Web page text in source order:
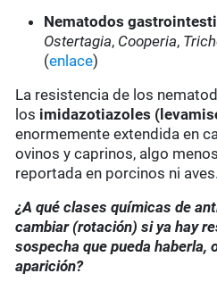
Nematodos
Ostertagia, Cooperia,
(enlace)
La resistencia de los
los imidazotiazoles
enormemente extendida en
ovinos y caprinos, algo
reportada en porcinos ni aves.
¿A qué clases químicas de
cambiar (rotación) si ya hay
sospecha que pueda haberla,
aparición?